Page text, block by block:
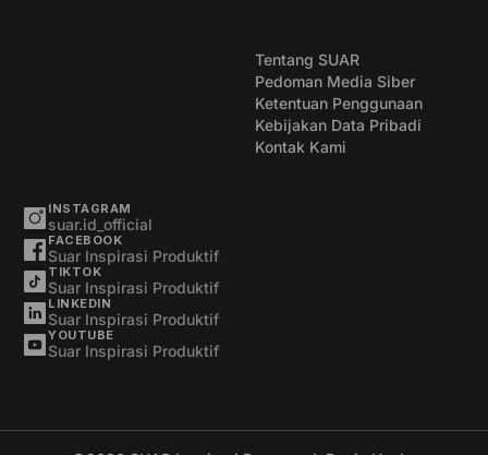
Tentang SUAR
Pedoman Media Siber
Ketentuan Penggunaan
Kebijakan Data Pribadi
Kontak Kami
INSTAGRAM
suar.id_official
FACEBOOK
Suar Inspirasi Produktif
TIKTOK
Suar Inspirasi Produktif
LINKEDIN
Suar Inspirasi Produktif
YOUTUBE
Suar Inspirasi Produktif